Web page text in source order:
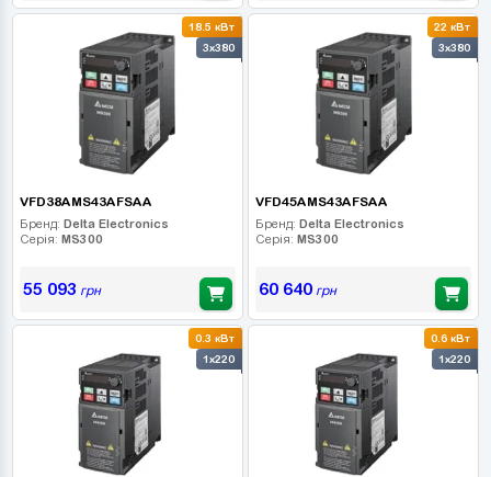
18.5 кВт
3x380
VFD38AMS43AFSAA
Бренд: Delta Electronics
Серія: MS300
55 093 грн
22 кВт
3x380
VFD45AMS43AFSAA
Бренд: Delta Electronics
Серія: MS300
60 640грн
0.3 кВт
1x220
0.6 кВт
1x220